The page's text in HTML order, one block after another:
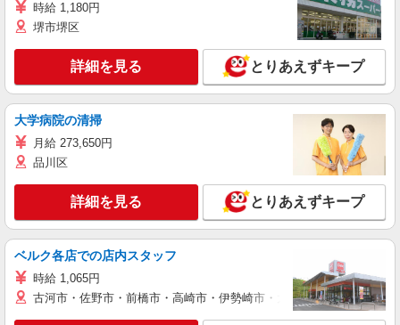
時給 1,180円
堺市堺区
詳細を見る とりあえずキープ
大学病院の清掃
月給 273,650円
品川区
詳細を見る とりあえずキープ
ベルク各店での店内スタッフ
時給 1,065円
古河市・佐野市・前橋市・高崎市・伊勢崎市・太田市・館林市・藤